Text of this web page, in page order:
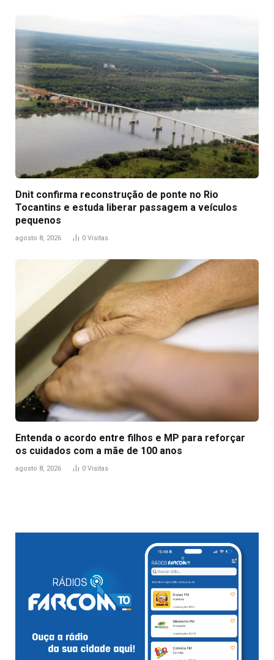
Dnit confirma reconstrução de ponte no Rio
Tocantins e estuda liberar passagem a veículos
pequenos
agosto 8, 2026 0 Visitas
Entenda o acordo entre filhos e MP para reforçar
os cuidados com a mãe de 100 anos
agosto 8, 2026 0 Visitas